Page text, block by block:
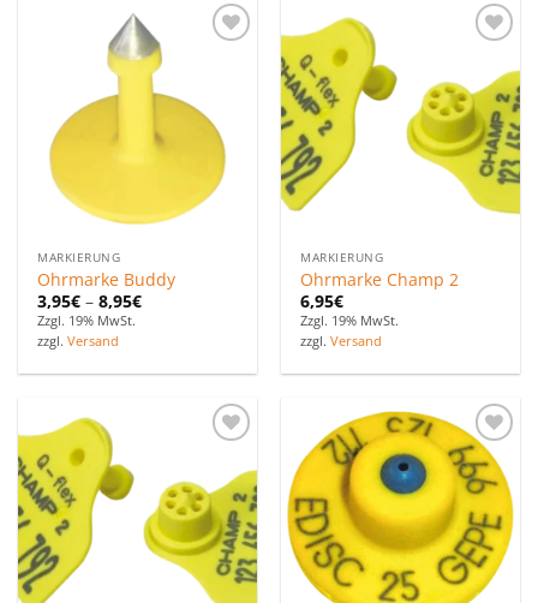
MARKIERUNG
Ohrmarke Buddy
3,95€ –8,95€
Zzgl. 19% MwSt.
zzgl.Versand
Favoriten
hinzufügen
MARKIERUNG
Ohrmarke Champ 2
6,95€
Zzgl. 19% MwSt.
zzgl.Versand
Favoriten
hinzufügen
Zu den
Favoriten
hinzufügen